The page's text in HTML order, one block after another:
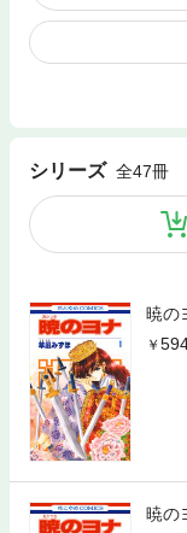
シリーズ 全47冊
暁
暁